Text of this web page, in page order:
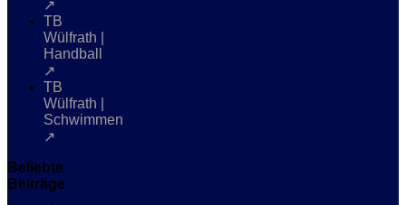
↗
TB
Wülfrath |
Handball
↗
TB
Wülfrath |
Schwimmen
↗
Beliebte
Beiträge